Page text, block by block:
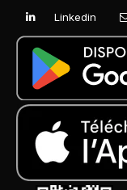
Linkedin